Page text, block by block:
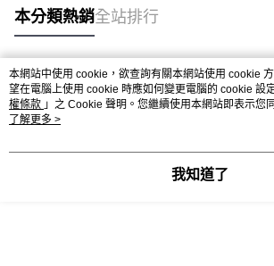
本分類熱銷全站排行
熱門標籤
本網站中使用 cookie，欲查詢有關本網站使用 cookie
望在電腦上使用 cookie 時應如何變更電腦的 cookie 設
權條款 」之 Cookie 聲明。您繼續使用本網站即表示您
用條款之 Cookie 聲明使用 cookie。
了解更多 >
我知道了